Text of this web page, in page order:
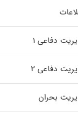
دفاعی ۱
دفاعی ۲
بحران